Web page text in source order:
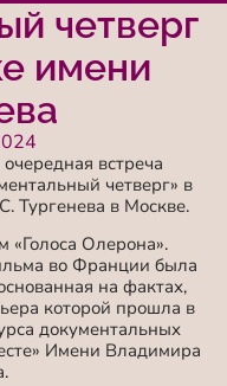
четверг
имени
встреча
четверг» в
Тургенева в Москве.
«Голоса Олерона».
во Франции была
на фактах,
которой прошла в
документальных
Имени Владимира